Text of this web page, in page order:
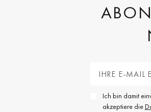
Ich bin damit
akzeptiere die